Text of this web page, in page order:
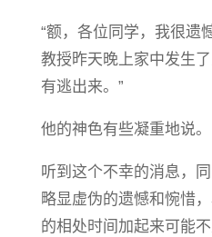
“额，各位同学，我很遗
教授昨天晚上家中发生
有逃出来。”
他的神色有些凝重地说。
听到这个不幸的消息，
略显虚伪的遗憾和惋惜
的相处时间加起来可能不